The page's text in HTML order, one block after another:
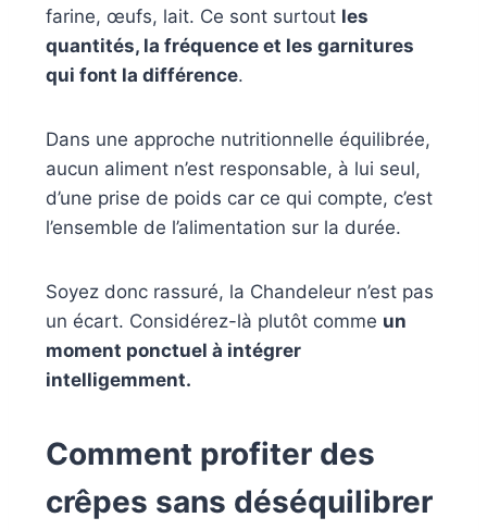
farine, œufs, lait. Ce sont surtout les
quantités, la fréquence et les garnitures
qui font la différence.
Dans une approche nutritionnelle équilibrée,
aucun aliment n’est responsable, à lui seul,
d’une prise de poids car ce qui compte, c’est
l’ensemble de l’alimentation sur la durée.
Soyez donc rassuré, la Chandeleur n’est pas
un écart. Considérez-là plutôt comme un
moment ponctuel à intégrer
intelligemment.
Comment profiter des
crêpes sans déséquilibrer